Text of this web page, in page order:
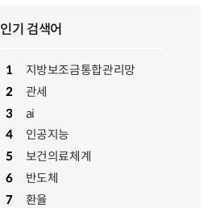
인기 검색어
1
지방보조금통합관리망
2
관세
3
ai
4
인공지능
5
보건의료체계
5 보건의료체계
6
반도체
7
환율